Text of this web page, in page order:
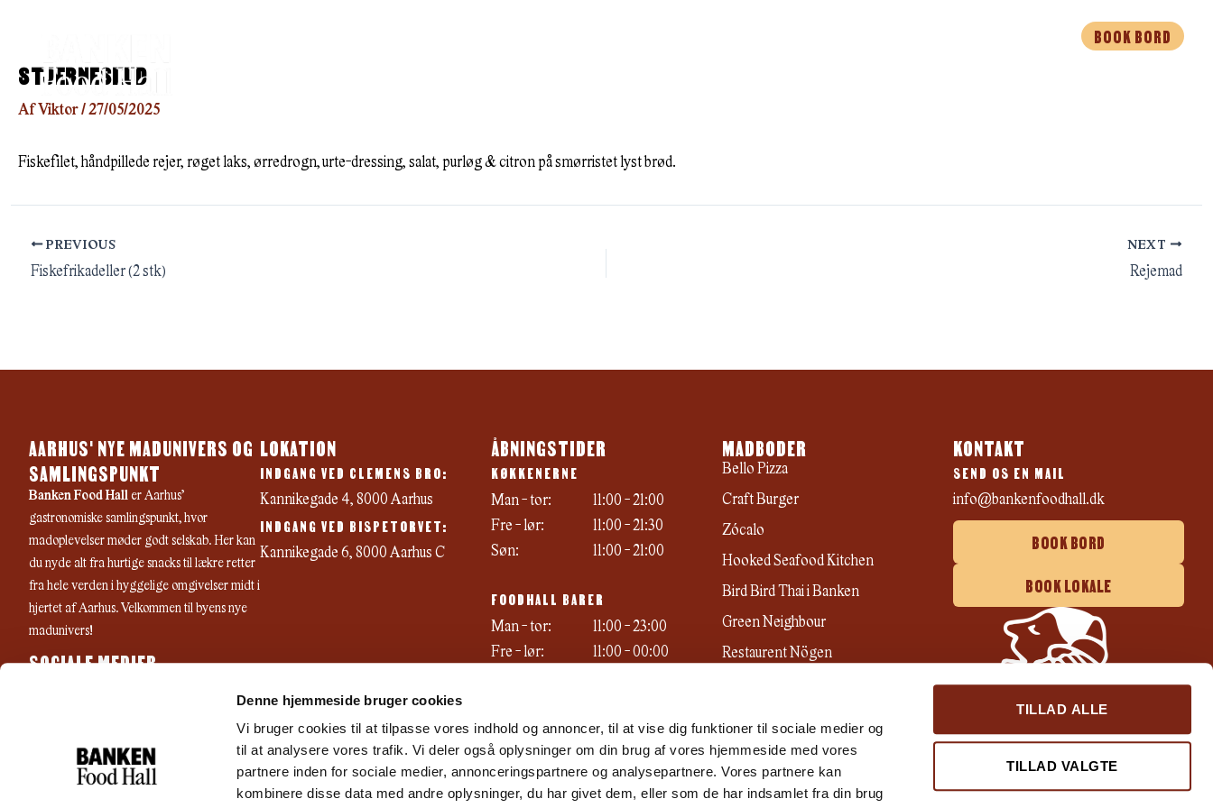
Denne hjemmeside bruger cookies
Vi bruger cookies til at tilpasse vores indhold og annoncer, til at vise dig funktioner til sociale medier og
til at analysere vores trafik. Vi deler også oplysninger om din brug af vores hjemmeside med vores
partnere inden for sociale medier, annonceringspartnere og analysepartnere. Vores partnere kan
kombinere disse data med andre oplysninger, du har givet dem, eller som de har indsamlet fra din brug
TILLAD ALLE
TILLAD VALGTE
BOOK BORD
STJERNESKUD
Af Viktor/27/05/2025
Fiskefilet, håndpillede rejer, røget laks, ørredrogn, urte-dressing, salat, purløg & citron på smørristet lyst brød.
PREVIOUS
Fiskefrikadeller (2 stk)
NEXT
Rejemad
AARHUS' NYE MADUNIVERS OG
SAMLINGSPUNKT
Banken Food Hall er Aarhus’
gastronomiske samlingspunkt, hvor
madoplevelser møder godt selskab. Her kan
du nyde alt fra hurtige snacks til lækre retter
fra hele verden i hyggelige omgivelser midt i
hjertet af Aarhus. Velkommen til byens nye
madunivers!
SOCIALE MEDIER
t
a
g
t
u
b
LOKATION
INDGANG VED CLEMENS BRO:
Kannikegade 4, 8000 Aarhus
INDGANG VED BISPETORVET:
Kannikegade 6, 8000 Aarhus C
ÅBNINGSTIDER
KØKKENERNE
Man - tor:
11:00 - 21:00
Fre - lør:
11:00 - 21:30
Søn:
11:00 - 21:00
FOODHALL BARER
Man - tor:
11:00 - 23:00
Fre - lør:
11:00 - 00:00
MADBODER
Bello Pizza
Craft Burger
Zócalo
Hooked Seafood Kitchen
Bird Bird Thai i Banken
Green Neighbour
Restaurent Nögen
KONTAKT
SEND OS EN MAIL
info@bankenfoodhall.dk
BOOK BORD
BOOK LOKALE